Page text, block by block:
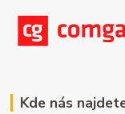
Kde nás